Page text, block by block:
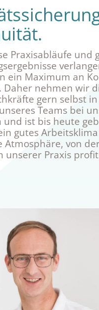
Praxisabläufe und
ein Maximum an
Daher nehmen wir
gern selbst
Teams bei
und ist bis heute
gutes
Atmosphäre, von
unserer Praxis